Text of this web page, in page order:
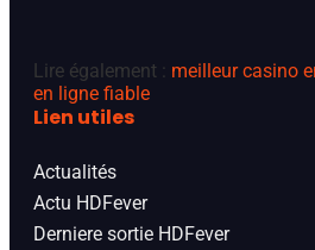
Lire également : meilleur casino
en ligne fiable
Lien utiles
Actualités
Actu HDFever
Derniere sortie HDFever